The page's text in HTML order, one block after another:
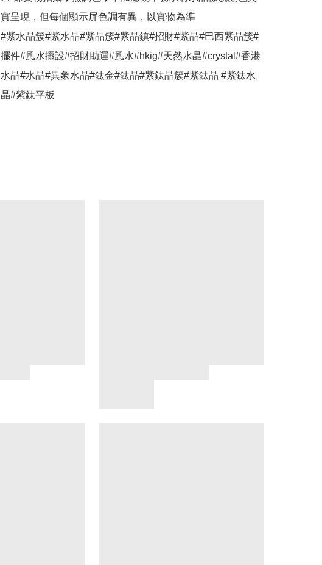
實呈現，但每個顯示屏色調有異，以實物為準
#紫水晶簇#紫水晶#紫晶簇#紫晶鎮#招財#紫晶#巴西紫晶簇#
擺件#風水擺設#招財助運#風水#hkig#天然水晶#crystal#香港
水晶#水晶#異象水晶#鈦金#鈦晶#紫鈦晶簇#紫鈦晶 #紫鈦水
晶#紫鈦平板